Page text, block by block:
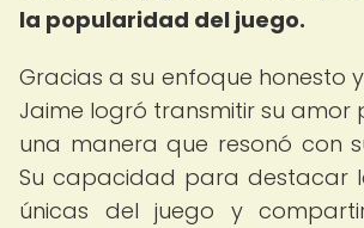
la popularidad del juego.
Gracias a su enfoque honesto
Jaime logró transmitir su amor
una manera que resonó con
Su capacidad para destacar
únicas del juego y